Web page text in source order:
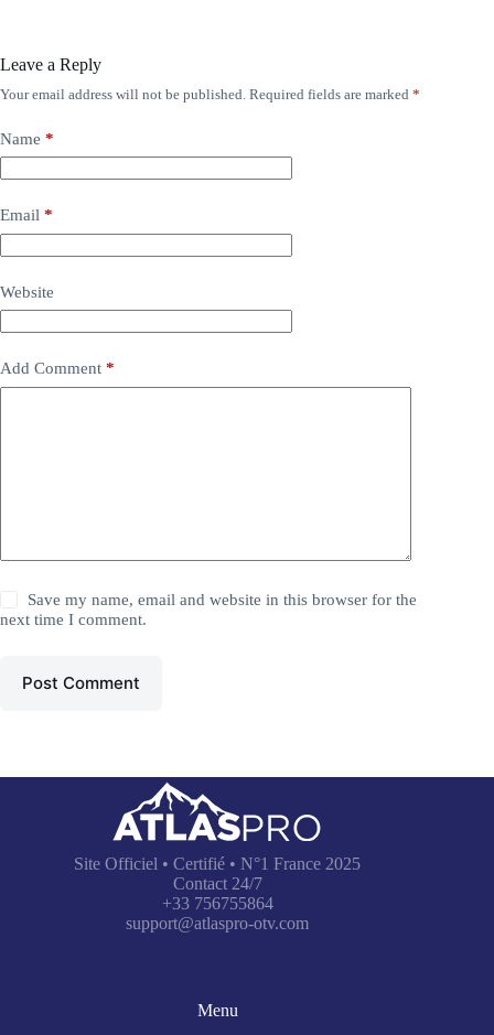
Leave a Reply
Your email address will not be published. Required fields are marked *
Name *
Email *
Website
Add Comment *
Save my name, email and website in this browser for the
next time I comment.
Post Comment
Site Officiel • Certifié • N°1 France 2025
Contact 24/7
+33 756755864
support@atlaspro-otv.com
Menu